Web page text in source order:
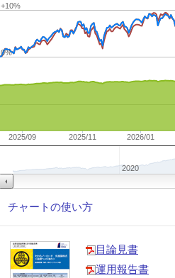
2025/09 2025/11 2026/01
2020
0%
+10%
チャートの使い方
目論見書
運用報告書